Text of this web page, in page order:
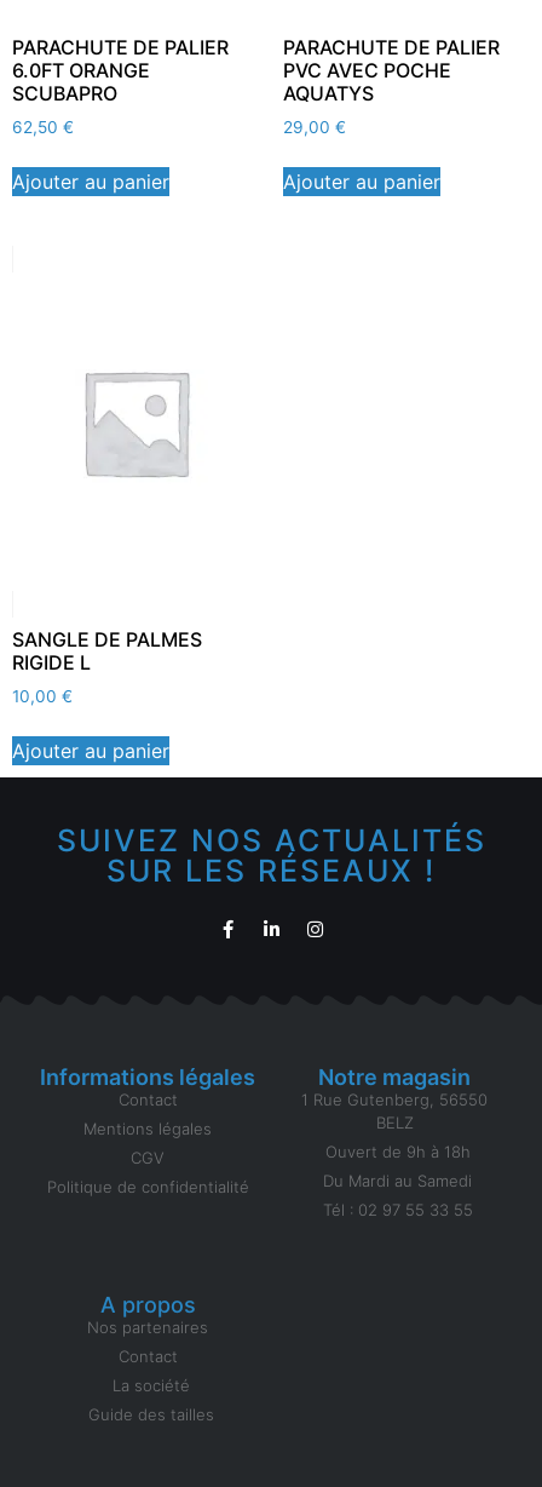
PARACHUTE DE PALIER
6.0FT ORANGE
SCUBAPRO
62,50 €
Ajouter au panier
PARACHUTE DE PALIER
PVC AVEC POCHE
AQUATYS
29,00 €
Ajouter au panier
SANGLE DE PALMES
RIGIDE L
10,00 €
Ajouter au panier
SUIVEZ NOS ACTUALITÉS
SUR LES RÉSEAUX !
Informations légales
Contact
Mentions légales
CGV
Politique de confidentialité
Notre magasin
1 Rue Gutenberg, 56550
BELZ
Ouvert de 9h à 18h
Du Mardi au Samedi
Tél : 02 97 55 33 55
A propos
Nos partenaires
Contact
La société
Guide des tailles